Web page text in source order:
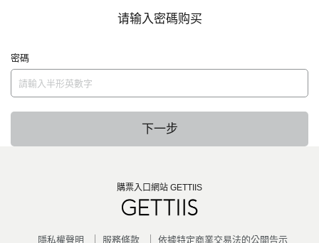
请输入密碼购买
密碼
下一步
購票入口網站 GETTIIS
隱私權聲明 服務條款
依據特定商業交易法的公開告示